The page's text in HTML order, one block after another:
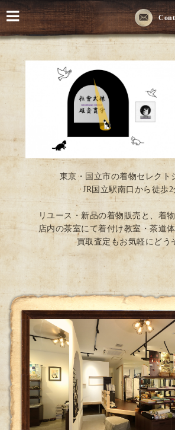
東京・国立市の着物セレクト
JR国立駅南口から徒歩2
リユース・新品の着物販売と、着
店内の茶室にて着付け教室・茶道
買取査定もお気軽にどう